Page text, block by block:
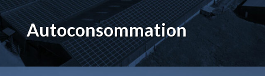
Autoconsommation